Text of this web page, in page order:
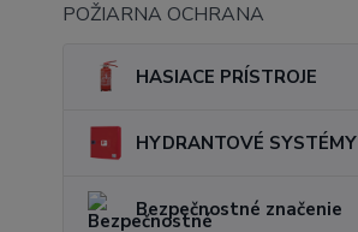
POŽIARNA OCHRANA
HASIACE PRÍSTROJE
HYDRANTOVÉ SYSTÉMY
Bezpečnostné značenie